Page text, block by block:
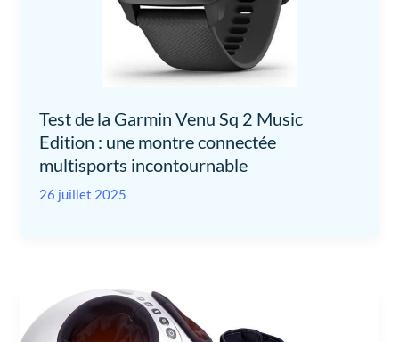
Test de la Garmin Venu Sq 2 Music
Edition : une montre connectée
multisports incontournable
26 juillet 2025